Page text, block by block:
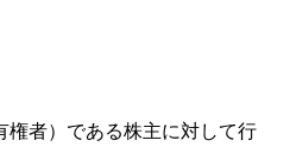
権者）である株主に対して行